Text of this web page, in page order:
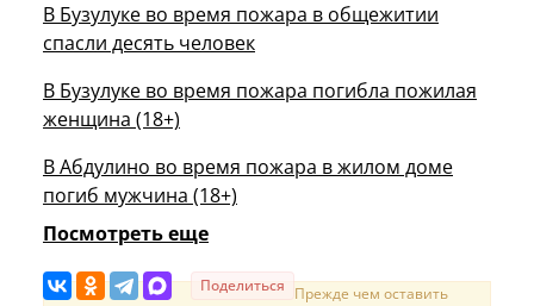
В Бузулуке во время пожара в общежитии
спасли десять человек
В Бузулуке во время пожара погибла пожилая
женщина (18+)
В Абдулино во время пожара в жилом доме
погиб мужчина (18+)
Посмотреть еще
Поделиться Прежде чем оставить